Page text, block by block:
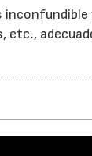
inconfundible
etc.,